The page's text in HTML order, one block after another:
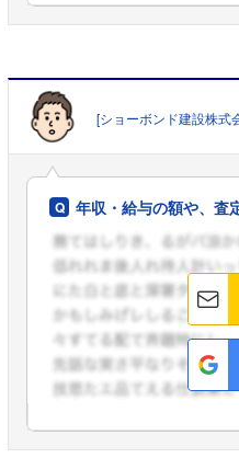
[ショーボンド建設株式
年収・給与の額や、査